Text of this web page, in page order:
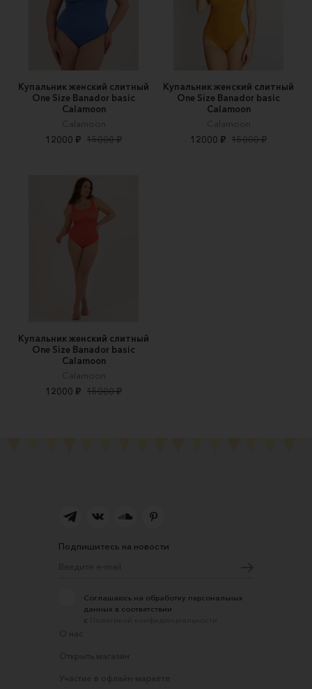
Купальник женский слитный
One Size Banador basic
Calamoon
Calamoon
12000 ₽ 15000 ₽
Купальник женский слитный
One Size Banador basic
Calamoon
Calamoon
12000 ₽ 15000 ₽
Купальник женский слитный
One Size Banador basic
Calamoon
Calamoon
12000 ₽ 15000 ₽
Подпишитесь на новости
Соглашаюсь на обработку персональных
данных в соответствии
с
О нас
Открыть магазин
Участие в офлайн-маркете